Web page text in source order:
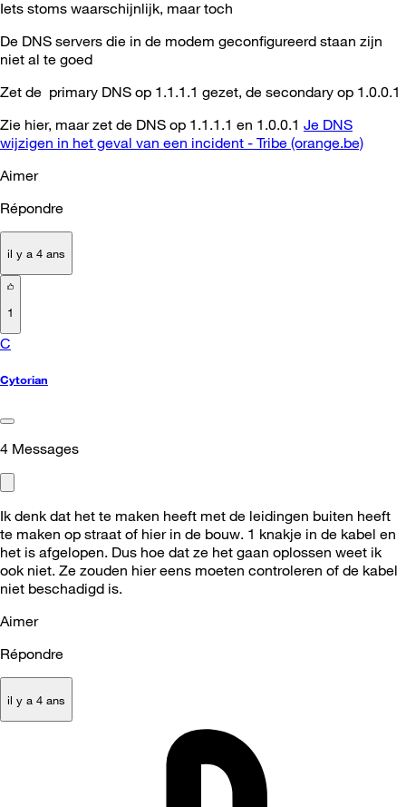
Iets stoms waarschijnlijk, maar toch
De DNS servers die in de modem geconfigureerd staan zijn
niet al te goed
Zet de primary DNS op 1.1.1.1 gezet, de secondary op 1.0.0.1
Zie hier, maar zet de DNS op 1.1.1.1 en 1.0.0.1 Je DNS
wijzigen in het geval van een incident - Tribe (orange.be)
Aimer
Répondre
il y a 4 ans
1
C
Cytorian
4 Messages
Ik denk dat het te maken heeft met de leidingen buiten heeft
te maken op straat of hier in de bouw. 1 knakje in de kabel en
het is afgelopen. Dus hoe dat ze het gaan oplossen weet ik
ook niet. Ze zouden hier eens moeten controleren of de kabel
niet beschadigd is.
Aimer
Répondre
il y a 4 ans